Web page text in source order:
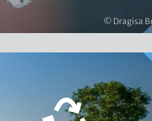
© Dragisa
& Ressourceneffizienz